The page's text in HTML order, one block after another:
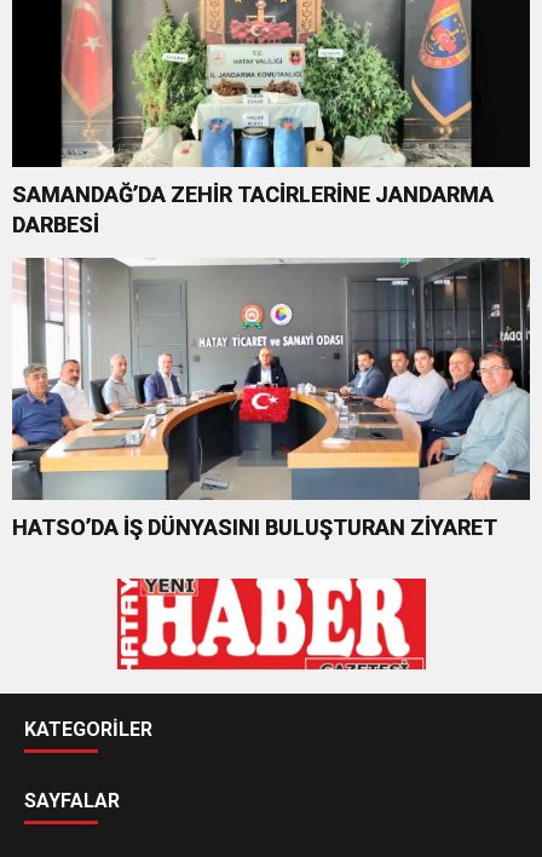
SAMANDAĞ’DA ZEHİR TACİRLERİNE JANDARMA
DARBESİ
HATSO’DA İŞ DÜNYASINI BULUŞTURAN ZİYARET
KATEGORİLER
SAYFALAR